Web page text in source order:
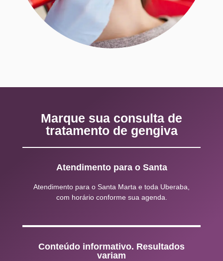
Marque sua consulta de
tratamento de gengiva
Atendimento para o Santa
Atendimento para o Santa Marta e toda Uberaba,
com horário conforme sua agenda.
Conteúdo informativo. Resultados
variam